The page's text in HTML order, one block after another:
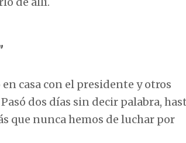
casa con el presidente y otros
dos días sin decir palabra,
que nunca hemos de luchar por